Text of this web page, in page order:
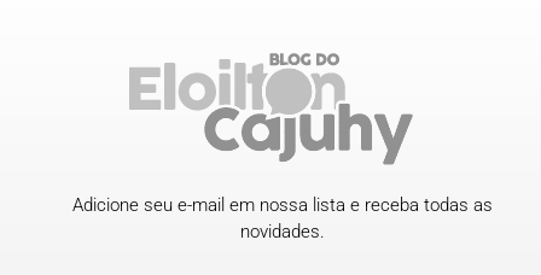
Adicione seu e-mail em nossa lista e receba todas as
novidades.